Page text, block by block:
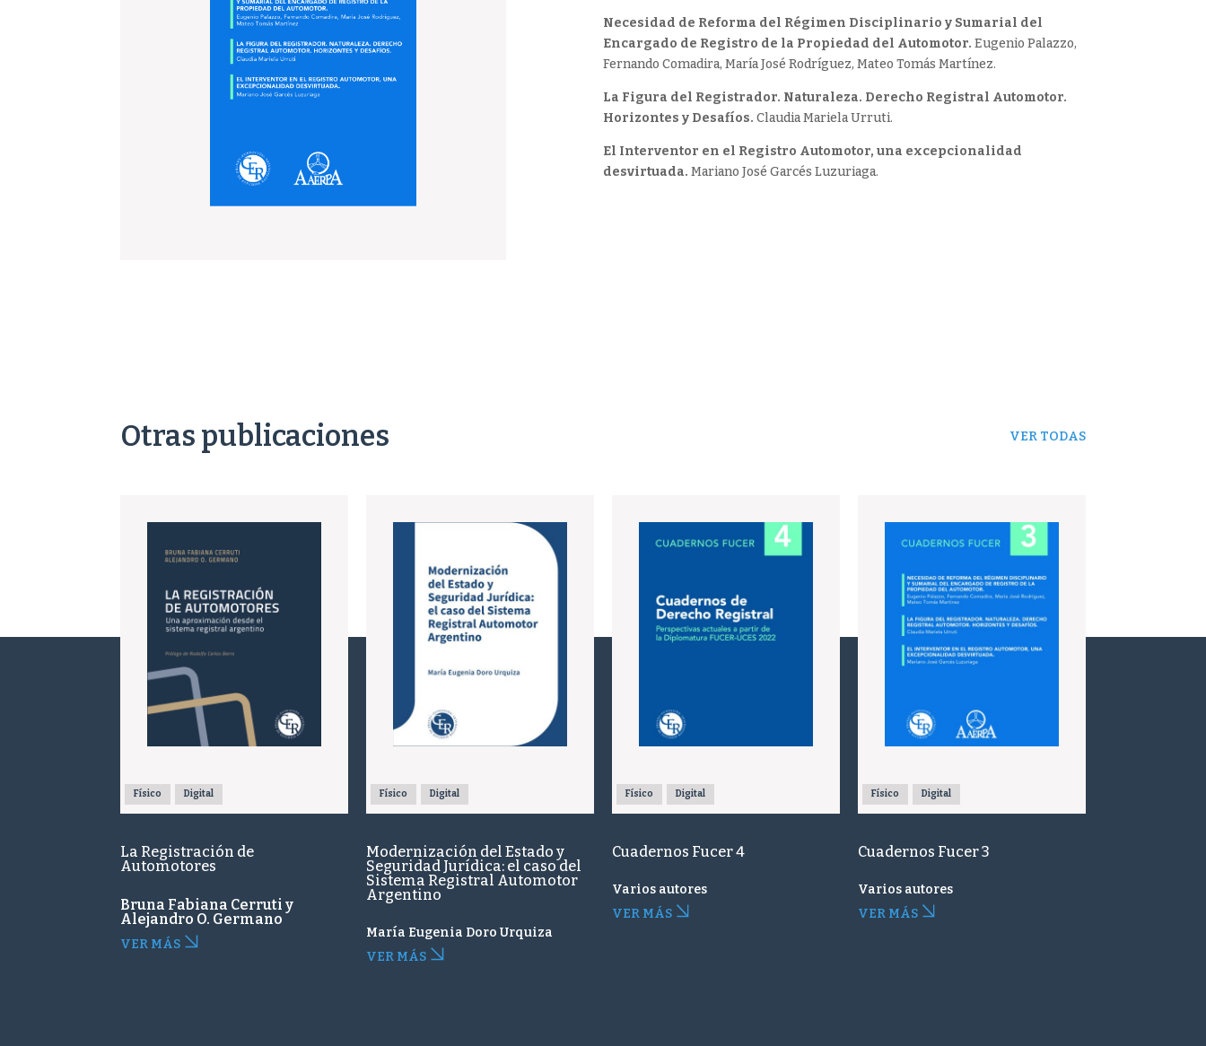
Necesidad de Reforma del Régimen Disciplinario y Sumarial del
Encargado de Registro de la Propiedad del Automotor. Eugenio Palazzo,
Fernando Comadira, María José Rodríguez, Mateo Tomás Martínez.
La Figura del Registrador. Naturaleza. Derecho Registral Automotor.
Horizontes y Desafíos. Claudia Mariela Urruti.
El Interventor en el Registro Automotor, una excepcionalidad
desvirtuada. Mariano José Garcés Luzuriaga.
Otras publicaciones VER TODAS
Físico Digital
La Registración de
Automotores
Bruna Fabiana Cerruti y
Alejandro O. Germano
VER MÁS
Físico Digital
Modernización del Estado y
Seguridad Jurídica: el caso del
Sistema Registral Automotor
Argentino
María Eugenia Doro Urquiza
VER MÁS
Físico Digital
Cuadernos Fucer 4
Varios autores
VER MÁS
Físico Digital
Cuadernos Fucer 3
Varios autores
VER MÁS